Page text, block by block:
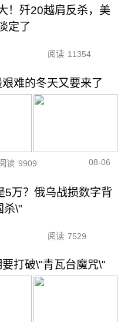
！歼20越肩反杀，美
定了
阅读 11354
难的冬天又要来了
读 9909 08-06
5万？俄乌战损数字背
杀\"
阅读 7529
打破\"青瓦台魔咒\"